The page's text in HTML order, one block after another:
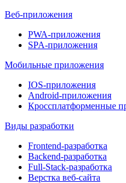
Веб-приложения
PWA-приложения
SPA-приложения
Мобильные приложения
IOS-приложения
Android-приложения
Кроссплатформенные
Виды разработки
Frontend-разработка
Backend-разработка
Full-Stack-разработка
Верстка веб-сайта